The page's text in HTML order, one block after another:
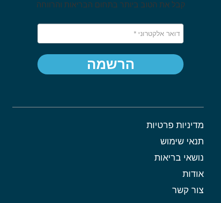
מדיניות פרטיות
תנאי שימוש
נושאי בריאות
אודות
צור קשר
קבל את הטוב ביותר בתחום הבריאות והרווחה
הרשמה